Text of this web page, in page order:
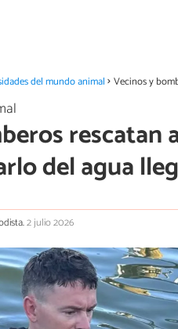
del mundo animal Vecinos y
rescatan
del agua
2 julio 2026